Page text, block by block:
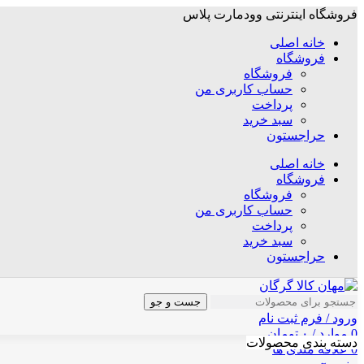
فروشگاه اینترنتی وودمارت پلاس
خانه اصلی
فروشگاه
فروشگاه
حساب کاربری من
پرداخت
سبد خرید
حراجستون
خانه اصلی
فروشگاه
فروشگاه
حساب کاربری من
پرداخت
سبد خرید
حراجستون
جست و جو
ورود / فرم ثبت نام
0 موارد / ۰ تومان
0 علاقه مندی ها
دسته بندی محصولات